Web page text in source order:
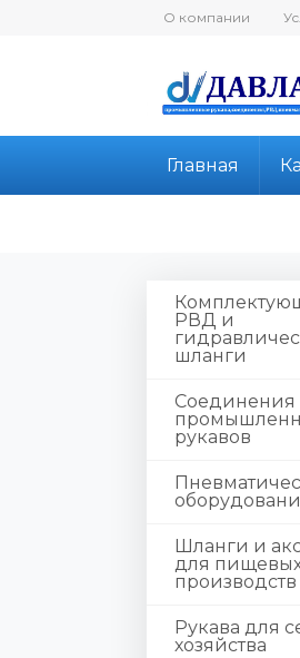
О компании
Главная
РВД и
шланги
Соединения
рукавов
Шланги и
для
производств
Рукава для
хозяйства